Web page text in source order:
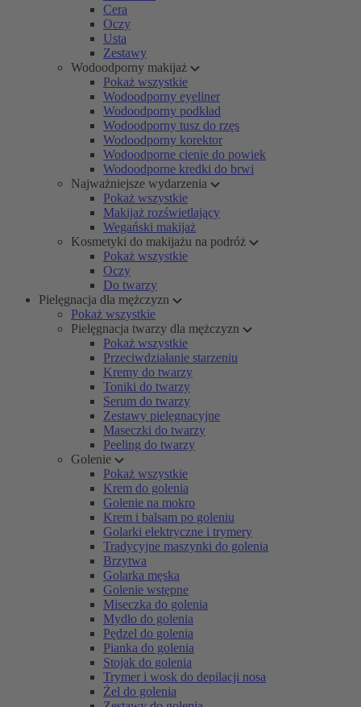
Cera
Oczy
Usta
Zestawy
Wodoodporny makijaż
Pokaż wszystkie
Wodoodporny eyeliner
Wodoodporny podkład
Wodoodporny tusz do rzęs
Wodoodporny korektor
Wodoodporne cienie do powiek
Wodoodporne kredki do brwi
Najważniejsze wydarzenia
Pokaż wszystkie
Makijaż rozświetlający
Wegański makijaż
Kosmetyki do makijażu na podróż
Pokaż wszystkie
Oczy
Do twarzy
Pielęgnacja dla mężczyzn
Pokaż wszystkie
Pielęgnacja twarzy dla mężczyzn
Pokaż wszystkie
Przeciwdziałanie starzeniu
Kremy do twarzy
Toniki do twarzy
Serum do twarzy
Zestawy pielęgnacyjne
Maseczki do twarzy
Peeling do twarzy
Golenie
Pokaż wszystkie
Krem do golenia
Golenie na mokro
Krem i balsam po goleniu
Golarki elektryczne i trymery
Tradycyjne maszynki do golenia
Brzytwa
Golarka męska
Golenie wstępne
Miseczka do golenia
Mydło do golenia
Pędzel do golenia
Pianka do golenia
Stojak do golenia
Trymer i wosk do depilacji nosa
Żel do golenia